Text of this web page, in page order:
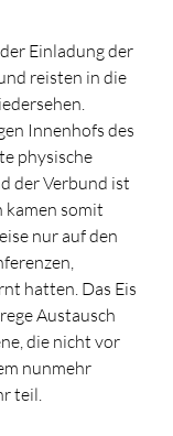
Einladung der
reisten in die
Innenhofs des
physische
der Verbund ist
kamen somit
nur auf den
hatten. Das Eis
Austausch
die nicht vor
nunmehr
teil.